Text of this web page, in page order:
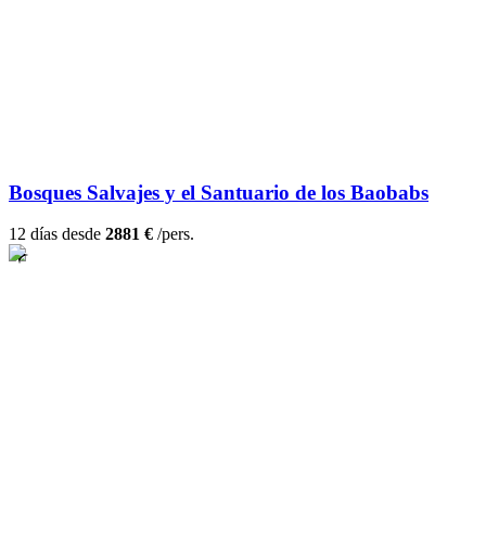
Bosques Salvajes y el Santuario de los Baobabs
12 días desde 2881 € /pers.